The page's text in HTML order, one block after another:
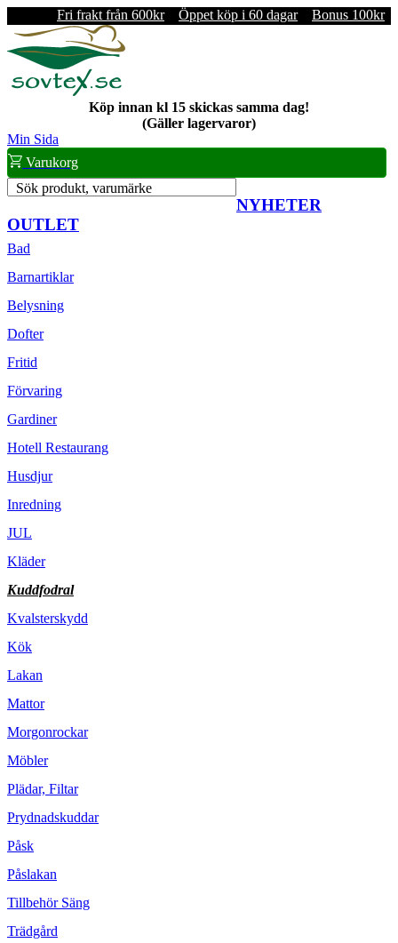
Fri frakt från 600kr Öppet köp i 60 dagar Bonus 100kr
Köp innan kl 15 skickas samma dag!
(Gäller lagervaror)
Min Sida
Varukorg
Sök produkt, varumärke
NYHETER
OUTLET
Bad
Barnartiklar
Belysning
Dofter
Fritid
Förvaring
Gardiner
Hotell Restaurang
Husdjur
Inredning
JUL
Kläder
Kuddfodral
Kvalsterskydd
Kök
Lakan
Mattor
Morgonrockar
Möbler
Plädar, Filtar
Prydnadskuddar
Påsk
Påslakan
Tillbehör Säng
Trädgård